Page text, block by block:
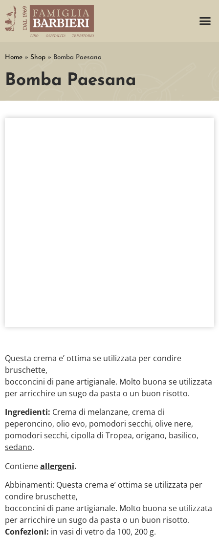
Home » Shop » Bomba Paesana
Bomba Paesana
Questa crema e’ ottima se utilizzata per condire
bruschette,
bocconcini di pane artigianale. Molto buona se utilizzata
per arricchire un sugo da pasta o un buon risotto.
Ingredienti: Crema di melanzane, crema di
peperoncino, olio evo, pomodori secchi, olive nere,
pomodori secchi, cipolla di Tropea, origano, basilico,
sedano.
Contieneallergeni.
Abbinamenti: Questa crema e’ ottima se utilizzata per
condire bruschette,
bocconcini di pane artigianale. Molto buona se utilizzata
per arricchire un sugo da pasta o un buon risotto.
Confezioni: in vasi di vetro da 100, 200 g.